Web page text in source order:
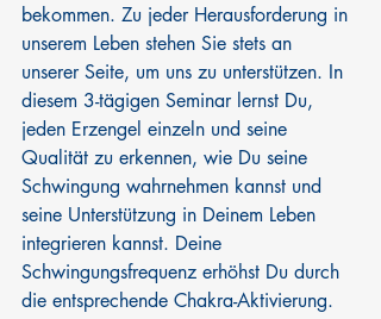
bekommen. Zu jeder Herausforderung in
unserem Leben stehen Sie stets an
unserer Seite, um uns zu unterstützen. In
diesem 3-tägigen Seminar lernst Du,
jeden Erzengel einzeln und seine
Qualität zu erkennen, wie Du seine
Schwingung wahrnehmen kannst und
seine Unterstützung in Deinem Leben
integrieren kannst. Deine
Schwingungsfrequenz erhöhst Du durch
die entsprechende Chakra-Aktivierung.